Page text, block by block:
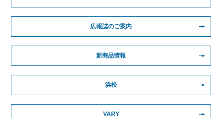
広報誌のご案内
新商品情報
浜松
VARY